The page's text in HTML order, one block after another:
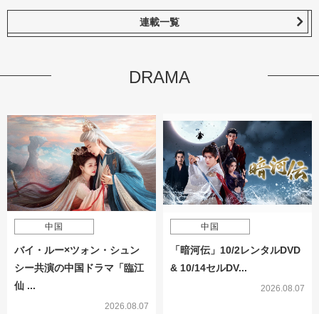
連載一覧
DRAMA
中国
バイ・ルー×ツォン・シュン
シー共演の中国ドラマ「臨江
仙 ...
2026.08.07
中国
「暗河伝」10/2レンタルDVD
& 10/14セルDV...
2026.08.07